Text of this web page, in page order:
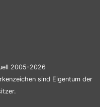
2005-2026
sind Eigentum der